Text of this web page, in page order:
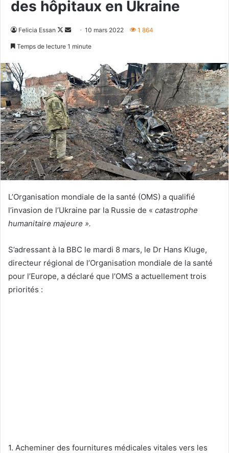
des hôpitaux en Ukraine
Felicia Essan
Follow
Envoyer10 mars 2022 1 864
Temps de lecture 1 minute
L’Organisation mondiale de la santé (OMS) a qualifié
l’invasion de l’Ukraine par la Russie de « catastrophe
humanitaire majeure ».
S’adressant à la BBC le mardi 8 mars, le Dr Hans Kluge,
directeur régional de l’Organisation mondiale de la santé
pour l’Europe, a déclaré que l’OMS a actuellement trois
priorités :
1. Acheminer des fournitures médicales vitales vers les